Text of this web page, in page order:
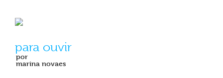
para ouvir
por
marina novaes